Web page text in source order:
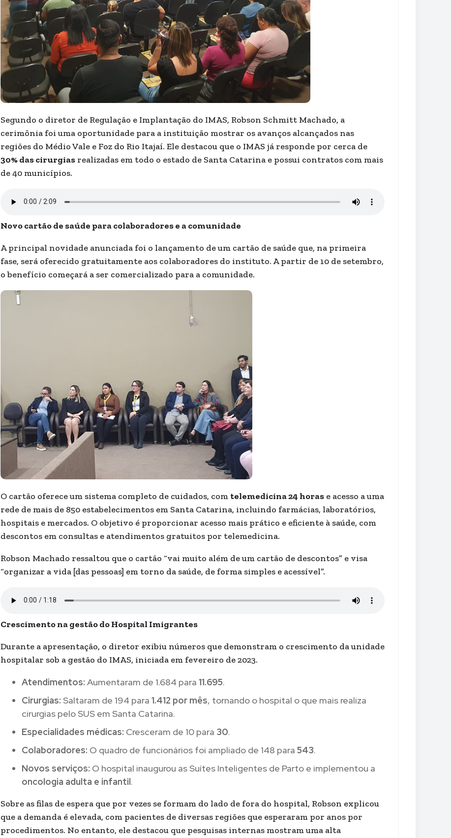
Segundo o diretor de Regulação e Implantação do IMAS, Robson Schmitt Machado, a
cerimônia foi uma oportunidade para a instituição mostrar os avanços alcançados nas
regiões do Médio Vale e Foz do Rio Itajaí. Ele destacou que o IMAS já responde por cerca de
30% das cirurgias realizadas em todo o estado de Santa Catarina e possui contratos com mais
de 40 municípios.
Novo cartão de saúde para colaboradores e a comunidade
A principal novidade anunciada foi o lançamento de um cartão de saúde que, na primeira
fase, será oferecido gratuitamente aos colaboradores do instituto. A partir de 10 de setembro,
o benefício começará a ser comercializado para a comunidade.
O cartão oferece um sistema completo de cuidados, com telemedicina 24 horas e acesso a uma
rede de mais de 850 estabelecimentos em Santa Catarina, incluindo farmácias, laboratórios,
hospitais e mercados. O objetivo é proporcionar acesso mais prático e eficiente à saúde, com
descontos em consultas e atendimentos gratuitos por telemedicina.
Robson Machado ressaltou que o cartão “vai muito além de um cartão de descontos” e visa
“organizar a vida [das pessoas] em torno da saúde, de forma simples e acessível”.
Crescimento na gestão do Hospital Imigrantes
Durante a apresentação, o diretor exibiu números que demonstram o crescimento da unidade
hospitalar sob a gestão do IMAS, iniciada em fevereiro de 2023.
Atendimentos: Aumentaram de 1.684 para 11.695.
Cirurgias: Saltaram de 194 para 1.412 por mês, tornando o hospital o que mais realiza
cirurgias pelo SUS em Santa Catarina.
Especialidades médicas: Cresceram de 10 para 30.
Colaboradores: O quadro de funcionários foi ampliado de 148 para 543.
Novos serviços: O hospital inaugurou as Suítes Inteligentes de Parto e implementou a
oncologia adulta e infantil.
Sobre as filas de espera que por vezes se formam do lado de fora do hospital, Robson explicou
que a demanda é elevada, com pacientes de diversas regiões que esperaram por anos por
procedimentos. No entanto, ele destacou que pesquisas internas mostram uma alta